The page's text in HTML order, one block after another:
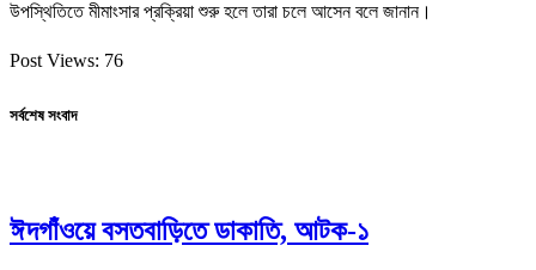
উপস্থিতিতে মীমাংসার প্রক্রিয়া শুরু হলে তারা চলে আসেন বলে জানান।
Post Views: 76
সর্বশেষ সংবাদ
ঈদগাঁওয়ে বসতবাড়িতে ডাকাতি, আটক-১